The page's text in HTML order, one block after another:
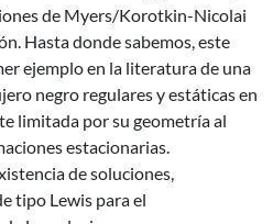
de Myers/Korotkin-Nicolai
Hasta donde sabemos, este
ejemplo en la literatura de una
negro regulares y estáticas en
limitada por su geometría al
estacionarias.
de soluciones,
tipo Lewis para el